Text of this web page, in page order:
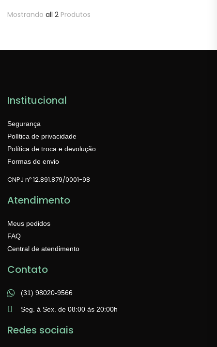
Mostrando all 2 Produtos
Institucional
Segurança
Política de privacidade
Política de troca e devolução
Formas de envio
CNPJ nº 12.891.879/0001-98
Atendimento
Meus pedidos
FAQ
Central de atendimento
Contato
(31) 98020-9566
Seg. à Sex. de 08:00 às 20:00h
Redes sociais